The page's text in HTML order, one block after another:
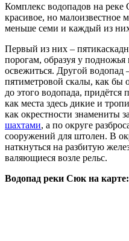
Комплекс водопадов на
красивое, но малоизвестное
меньше семи и каждый из
Первый из них –
порогам, образуя у
освежиться. Другой водопад
пятиметровой скалы, как бы
до этого водопада, придётся
как места здесь дикие и
как окрестности знамениты
шахтами, а по округе
сооружений для штолен. В
наткнуться на разбитую
валяющиеся возле рельс.
Водопад реки Сюк на карте: